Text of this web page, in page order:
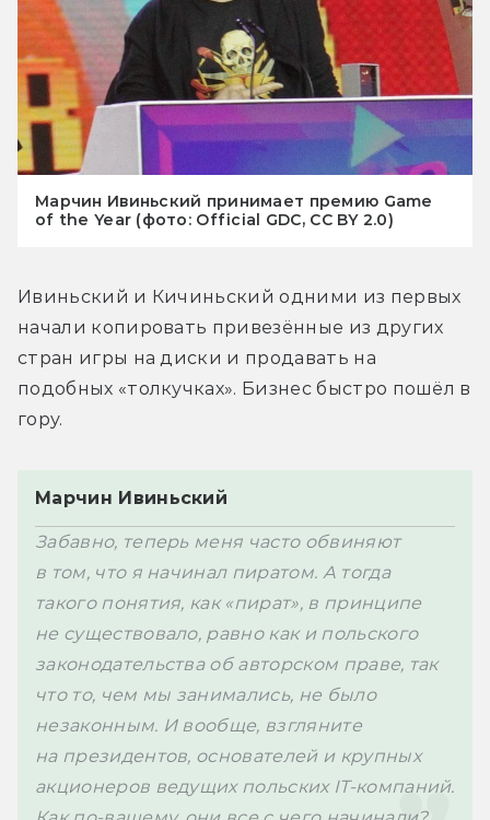
Марчин Ивиньский принимает премию Game
of the Year (фото: Official GDC, CC BY 2.0)
Ивиньский и Кичиньский одними из первых
начали копировать привезённые из других
стран игры на диски и продавать на
подобных «толкучках». Бизнес быстро пошёл в
гору.
Забавно, теперь меня часто обвиняют
в том, что я начинал пиратом. А тогда
такого понятия, как «пират», в принципе
не существовало, равно как и польского
законодательства об авторском праве, так
что то, чем мы занимались, не было
незаконным. И вообще, взгляните
на президентов, основателей и крупных
акционеров ведущих польских IT-компаний.